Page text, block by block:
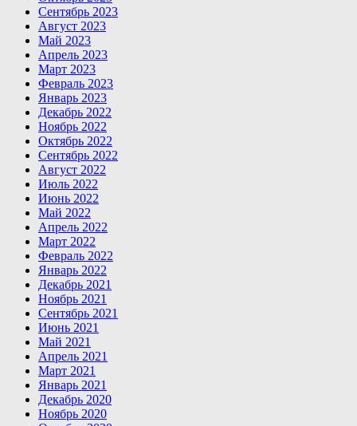
Сентябрь 2023
Август 2023
Май 2023
Апрель 2023
Март 2023
Февраль 2023
Январь 2023
Декабрь 2022
Ноябрь 2022
Октябрь 2022
Сентябрь 2022
Август 2022
Июль 2022
Июнь 2022
Май 2022
Апрель 2022
Март 2022
Февраль 2022
Январь 2022
Декабрь 2021
Ноябрь 2021
Сентябрь 2021
Июнь 2021
Май 2021
Апрель 2021
Март 2021
Январь 2021
Декабрь 2020
Ноябрь 2020